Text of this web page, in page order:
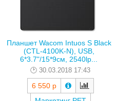
Планшет Wacom Intuos S Black
(CTL-4100K-N), USB,
6*3.7"/15*9см, 2540lp...
30.03.2018 17:43
6 550 р